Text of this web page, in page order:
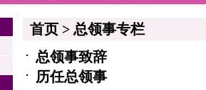
首页 > 总领事专栏
总领事致辞
历任总领事